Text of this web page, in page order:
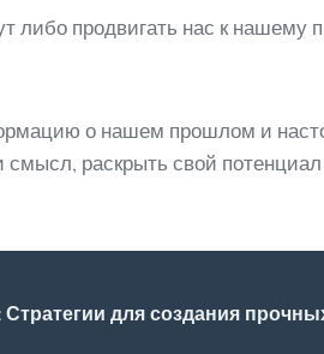
либо продвигать нас к нашему
о нашем прошлом и
раскрыть свой
для создания